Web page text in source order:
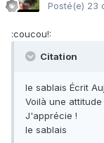
Posté(e) 23
:coucou!:
Citation
le sablais Écrit
Voilà une
J'apprécie !
le sablais